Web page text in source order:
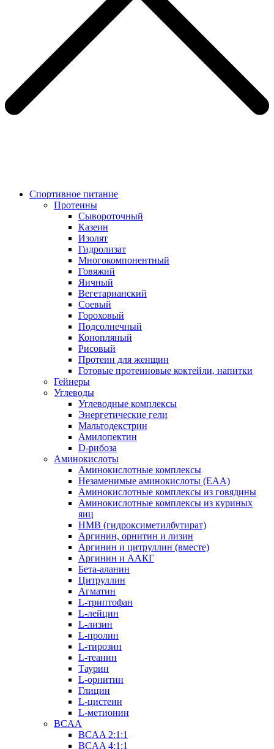
Спортивное питание
Протеины
Сывороточный
Казеин
Изолят
Гидролизат
Многокомпонентный
Говяжий
Яичный
Вегетарианский
Соевый
Гороховый
Подсолнечный
Конопляный
Рисовый
Протеин для женщин
Готовые протеиновые коктейли, напитки
Гейнеры
Углеводы
Углеводные комплексы
Энергетические гели
Мальтодекстрин
Амилопектин
D-рибоза
Аминокислоты
Аминокислотные комплексы
Незаменимые аминокислоты (EAA)
Аминокислотные комплексы из говядины
Аминокислотные комплексы из куриных
яиц
HMB (гидроксиметилбутират)
Аргинин, орнитин и лизин
Аргинин и цитруллин (вместе)
Аргинин и ААКГ
Бета-аланин
Цитруллин
Агматин
L-триптофан
L-лейцин
L-лизин
L-пролин
L-тирозин
L-теанин
Таурин
L-орнитин
Глицин
L-цистеин
L-метионин
BCAA
BCAA 2:1:1
BCAA 4:1:1